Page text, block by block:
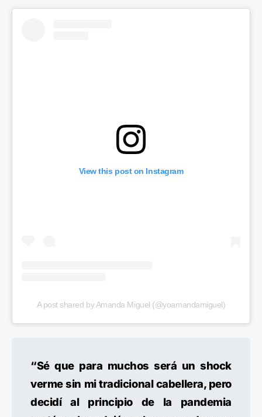
View this post on Instagram
A post shared by Amanda Miguel (@yoamandamiguel)
“Sé que para muchos será un shock
verme sin mi tradicional cabellera, pero
decidí al principio de la pandemia